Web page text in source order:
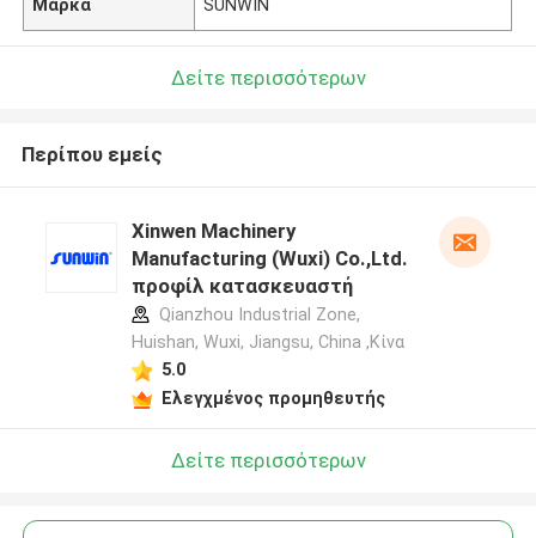
Μάρκα SUNWIN
Δείτε περισσότερων
Περίπου εμείς
Xinwen Machinery
Manufacturing (Wuxi) Co.,Ltd.
προφίλ κατασκευαστή
Qianzhou Industrial Zone,
Huishan, Wuxi, Jiangsu, China ,Κίνα
5.0
Ελεγχμένος προμηθευτής
Δείτε περισσότερων